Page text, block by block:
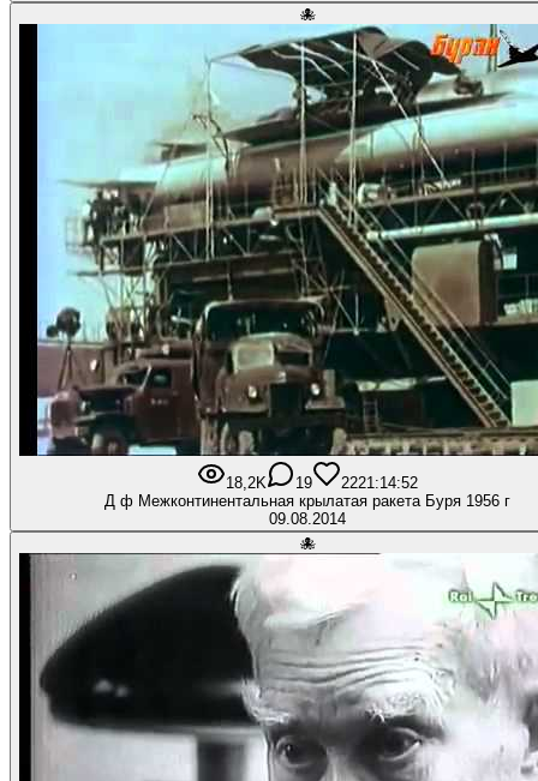
🐙
18,2K 19 2221:14:52
Д ф Межконтинентальная крылатая ракета Буря 1956 г
09.08.2014
🐙